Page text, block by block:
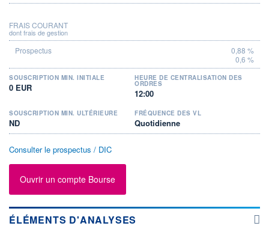
FRAIS COURANT
dont frais de gestion
0,88 %
0,6 %
SOUSCRIPTION MIN. INITIALE
0 EUR
HEURE DE CENTRALISATION DES
ORDRES
12:00
SOUSCRIPTION MIN. ULTÉRIEURE
ND
FRÉQUENCE DES VL
Quotidienne
Consulter le prospectus / DIC
Ouvrir un compte Bourse
ÉLÉMENTS D'ANALYSES